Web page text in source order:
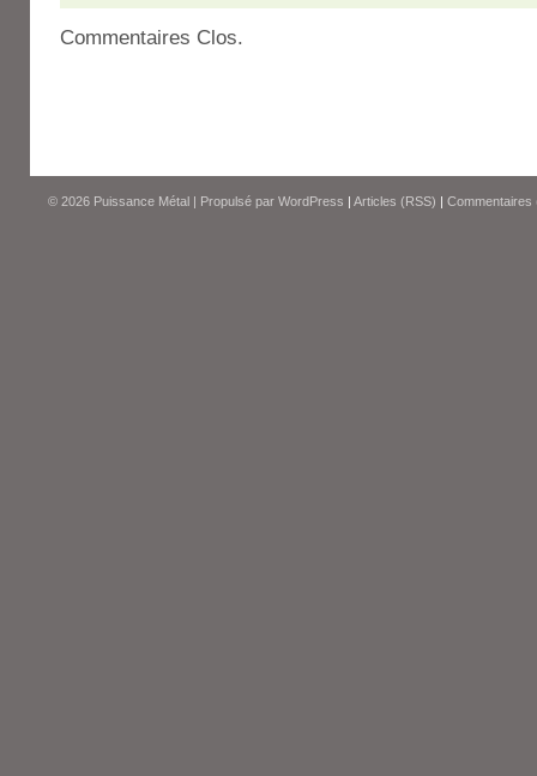
Commentaires Clos.
© 2026 Puissance Métal | Propulsé par WordPress | Articles (RSS) | Commentaires